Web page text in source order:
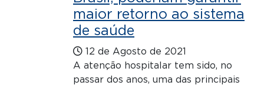
maior retorno ao sistema
de saúde
12 de Agosto de 2021
A atenção hospitalar tem sido, no
passar dos anos, uma das principais